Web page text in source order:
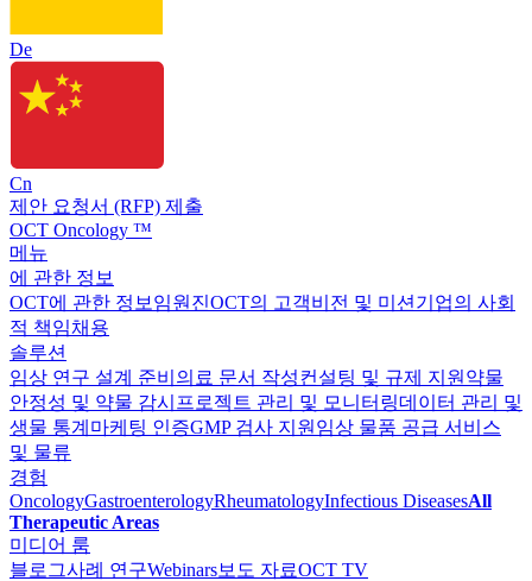
De
Cn
제안 요청서 (RFP) 제출
OCT Oncology ™
메뉴
에 관한 정보
OCT에 관한 정보 임원진OCT의 고객비전 및 미션 기업의 사회
적 책임채용
솔루션
임상 연구 설계 준비 의료 문서 작성컨설팅 및 규제 지원 약물
안정성 및 약물 감시 프로젝트 관리 및 모니터링데이터 관리 및
생물 통계 마케팅 인증GMP 검사 지원 임상 물품 공급 서비스
및 물류
경험
OncologyGastroenterologyRheumatologyInfectious DiseasesAll
Therapeutic Areas
미디어 룸
블로그사례 연구Webinars보도 자료OCT TV